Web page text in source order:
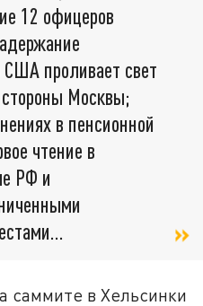
12 офицеров
проливает свет
Москвы;
в пенсионной
чтение в
РФ и
саммите в Хельсинки